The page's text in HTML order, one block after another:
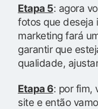
Etapa 5: agora
fotos que deseja
marketing fará
garantir que
qualidade,
Etapa 6: por fim,
site e então